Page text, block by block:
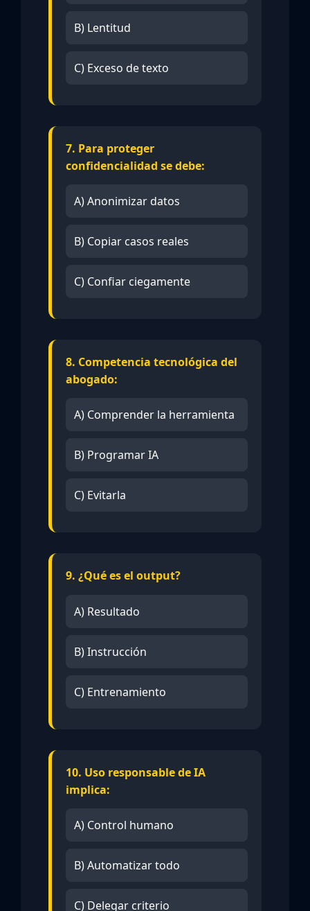
B) Lentitud
C) Exceso de texto
7. Para proteger
confidencialidad se debe:
A) Anonimizar datos
B) Copiar casos reales
C) Confiar ciegamente
8. Competencia tecnológica del
abogado:
A) Comprender la herramienta
B) Programar IA
C) Evitarla
9. ¿Qué es el output?
A) Resultado
B) Instrucción
C) Entrenamiento
10. Uso responsable de IA
implica:
A) Control humano
B) Automatizar todo
C) Delegar criterio